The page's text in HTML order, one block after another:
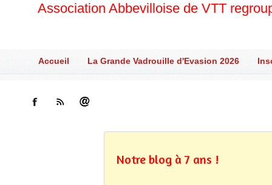
Association Abbevilloise de VTT
Accueil La Grande Vadrouille d'Evasion 2026
Notre blog à 7 ans !